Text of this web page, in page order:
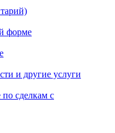
форме
и другие услуги
сделкам с